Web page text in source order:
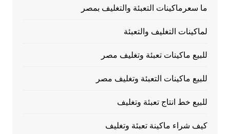
ما سعرماكينات التعبئة والتغليف بمصر
لماكينات التغليف والتعبئة
للبيع ماكينات تعبئة وتغليف مصر
للبيع ماكينات التعبئة وتغليف مصر
للبيع خط انتاج تعبئة وتغليف
كيف شراء ماكينة تعبئة وتغليف